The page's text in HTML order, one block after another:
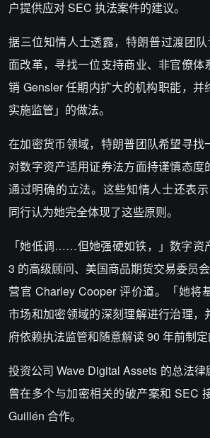
户提供应对 SEC 执法案件的建议。
据三位知情人士透露，特朗普过渡团
面改革，寻找一位支持商业、非官僚体
销 Gensler 任期内扩大的机构职能，并
实施监管」的做法。
在加密货币领域，特朗普团队希望寻找
对数字资产适用证券法方面持谨慎态度
通过明确的立法。这些知情人士还表
同行认为她完全体现了这些原则。
「她低调……但她强硬如铁，」数字资
3 的高级顾问、美国商品期货交易委员
营官 Charley Cooper 评价道。「她将
市场和加密领域的深刻理解进行治理，
府依赖执法监管和随意解读 90 年前制定
投资公司 Wave Digital Assets 的总法
曾在多个与加密相关的破产案和 SEC
Guillén 合作。